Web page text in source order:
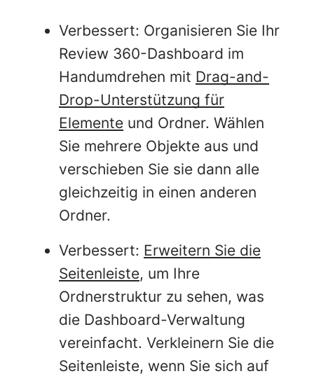
Verbessert: Organisieren Sie Ihr
Review 360-Dashboard im
Handumdrehen mit Drag-and-
Drop-Unterstützung für
Elemente und Ordner. Wählen
Sie mehrere Objekte aus und
verschieben Sie sie dann alle
gleichzeitig in einen anderen
Ordner.
Verbessert: Erweitern Sie die
Seitenleiste, um Ihre
Ordnerstruktur zu sehen, was
die Dashboard-Verwaltung
vereinfacht. Verkleinern Sie die
Seitenleiste, wenn Sie sich auf